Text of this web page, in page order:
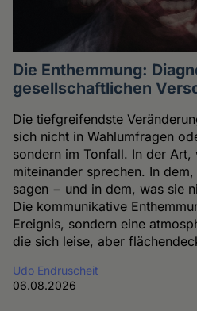
Die Enthemmung:
gesellschaftlichen
Die tiefgreifendste
sich nicht in Wahlumfragen
sondern im Tonfall. In der Art,
miteinander sprechen. In
sagen − und in dem, was sie
Die kommunikative
Ereignis, sondern eine
die sich leise, aber
Udo Endruscheit
06.08.2026